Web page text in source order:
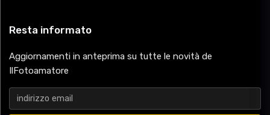
Resta informato
Aggiornamenti in anteprima su tutte le novità de
IlFotoamatore